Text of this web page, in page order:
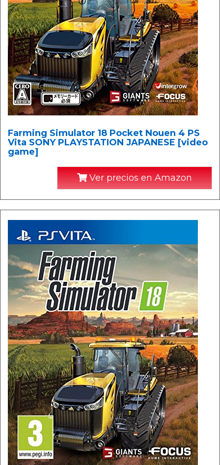
Farming Simulator 18 Pocket Nouen 4 PS
Vita SONY PLAYSTATION JAPANESE [video
game]
Ver precios en Amazon